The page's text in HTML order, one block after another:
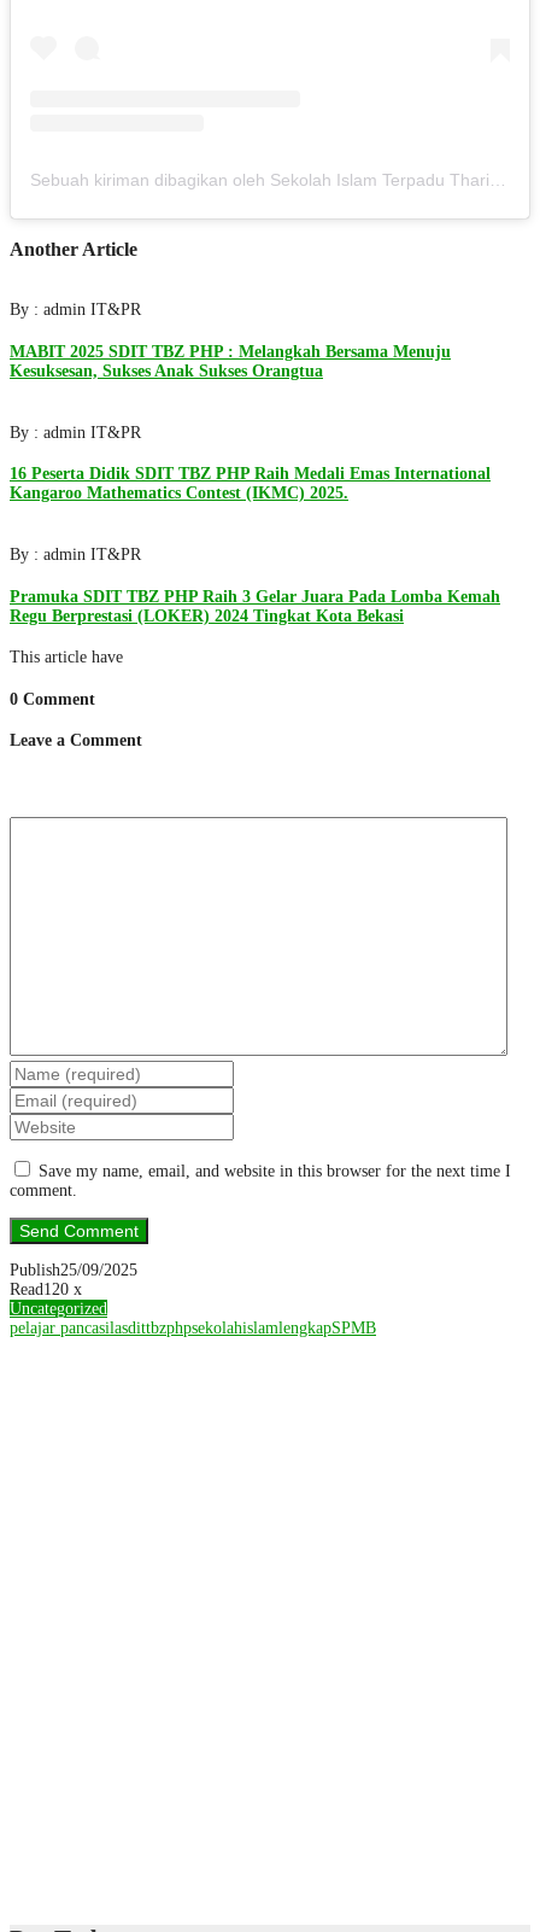
Another Article
By : admin IT&PR
MABIT 2025 SDIT TBZ PHP : Melangkah Bersama Menuju
Kesuksesan, Sukses Anak Sukses Orangtua
By : admin IT&PR
16 Peserta Didik SDIT TBZ PHP Raih Medali Emas International
Kangaroo Mathematics Contest (IKMC) 2025.
By : admin IT&PR
Pramuka SDIT TBZ PHP Raih 3 Gelar Juara Pada Lomba Kemah
Regu Berprestasi (LOKER) 2024 Tingkat Kota Bekasi
This article have
0 Comment
Leave a Comment
Save my name, email, and website in this browser for the next time I
comment.
Publish25/09/2025
Read120 x
Uncategorized
pelajar pancasilasdittbzphpsekolahislamlengkapSPMB